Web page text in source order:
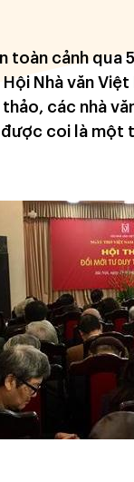
toàn cảnh
Hội Nhà văn
các nhà
coi là một